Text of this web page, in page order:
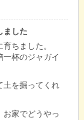
ました
ちました。
一杯のジャガイ
土を掘ってくれ
お家でどうやっ